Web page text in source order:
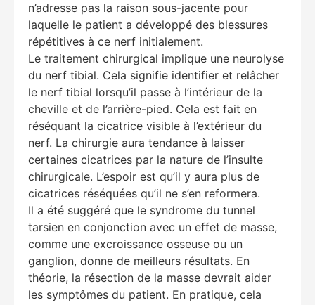
n’adresse pas la raison sous-jacente pour
laquelle le patient a développé des blessures
répétitives à ce nerf initialement.
Le traitement chirurgical implique une neurolyse
du nerf tibial. Cela signifie identifier et relâcher
le nerf tibial lorsqu’il passe à l’intérieur de la
cheville et de l’arrière-pied. Cela est fait en
réséquant la cicatrice visible à l’extérieur du
nerf. La chirurgie aura tendance à laisser
certaines cicatrices par la nature de l’insulte
chirurgicale. L’espoir est qu’il y aura plus de
cicatrices réséquées qu’il ne s’en reformera.
Il a été suggéré que le syndrome du tunnel
tarsien en conjonction avec un effet de masse,
comme une excroissance osseuse ou un
ganglion, donne de meilleurs résultats. En
théorie, la résection de la masse devrait aider
les symptômes du patient. En pratique, cela